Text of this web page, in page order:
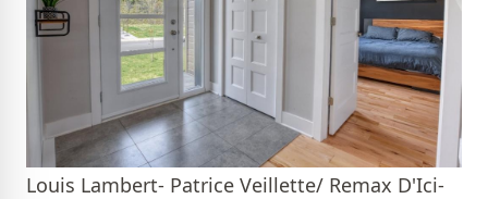
Louis Lambert- Patrice Veillette/ Remax D'Ici-